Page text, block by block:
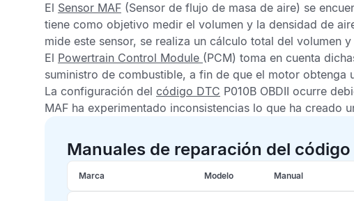
El Sensor MAF (Sensor de flujo de masa de aire) se
tiene como objetivo medir el volumen y la densidad de
mide este sensor, se realiza un cálculo total del volumen
El Powertrain Control Module (PCM) toma en cuenta
suministro de combustible, a fin de que el motor obtenga
La configuración del código DTC P010B OBDII ocurre
MAF ha experimentado inconsistencias lo que ha creado
Manuales de reparación del código
Marca Modelo Manual